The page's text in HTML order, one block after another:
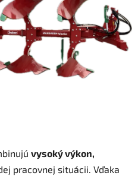
vysoký výkon,
pracovnej situácii. Vďaka